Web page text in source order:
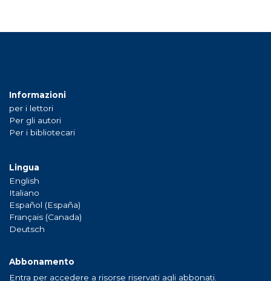
Informazioni
per i lettori
Per gli autori
Per i bibliotecari
Lingua
English
Italiano
Español (España)
Français (Canada)
Deutsch
Abbonamento
Entra per accedere a risorse riservati agli abbonati.